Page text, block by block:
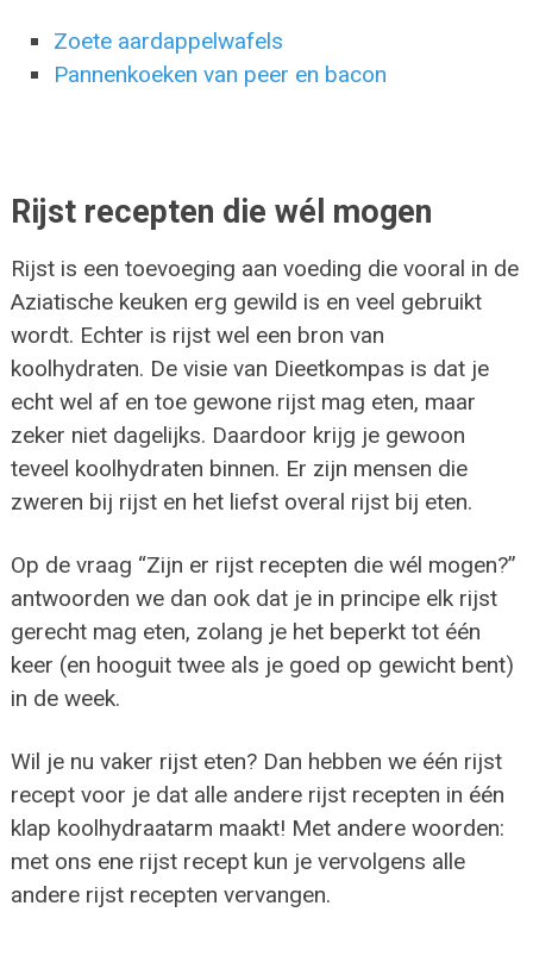
Zoete aardappelwafels
Pannenkoeken van peer en bacon
Rijst recepten die wél mogen
Rijst is een toevoeging aan voeding die vooral in de
Aziatische keuken erg gewild is en veel gebruikt
wordt. Echter is rijst wel een bron van
koolhydraten. De visie van Dieetkompas is dat je
echt wel af en toe gewone rijst mag eten, maar
zeker niet dagelijks. Daardoor krijg je gewoon
teveel koolhydraten binnen. Er zijn mensen die
zweren bij rijst en het liefst overal rijst bij eten.
Op de vraag “Zijn er rijst recepten die wél mogen?”
antwoorden we dan ook dat je in principe elk rijst
gerecht mag eten, zolang je het beperkt tot één
keer (en hooguit twee als je goed op gewicht bent)
in de week.
Wil je nu vaker rijst eten? Dan hebben we één rijst
recept voor je dat alle andere rijst recepten in één
klap koolhydraatarm maakt! Met andere woorden:
met ons ene rijst recept kun je vervolgens alle
andere rijst recepten vervangen.